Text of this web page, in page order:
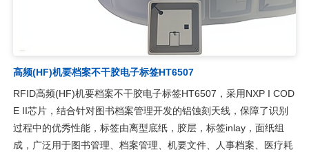
高频(HF)机要档案不干胶电子标签HT6507
RFID高频(HF)机要档案不干胶电子标签HT6507，采用NXP I COD
E II芯片，结合针对图书档案管理开发的铝蚀刻天线，保障了识别
过程中的优秀性能，标签由离型底纸，胶层，标签inlay，面纸组
成，广泛用于图书管理、档案管理、机要文件、人事档案、医疗耗